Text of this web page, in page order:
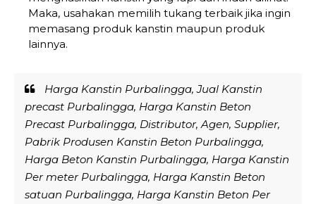
Maka, usahakan memilih tukang terbaik jika ingin
memasang produk kanstin maupun produk
lainnya.
Harga Kanstin Purbalingga, Jual Kanstin
precast Purbalingga, Harga Kanstin Beton
Precast Purbalingga, Distributor, Agen, Supplier,
Pabrik Produsen Kanstin Beton Purbalingga,
Harga Beton Kanstin Purbalingga, Harga Kanstin
Per meter Purbalingga, Harga Kanstin Beton
satuan Purbalingga, Harga Kanstin Beton Per